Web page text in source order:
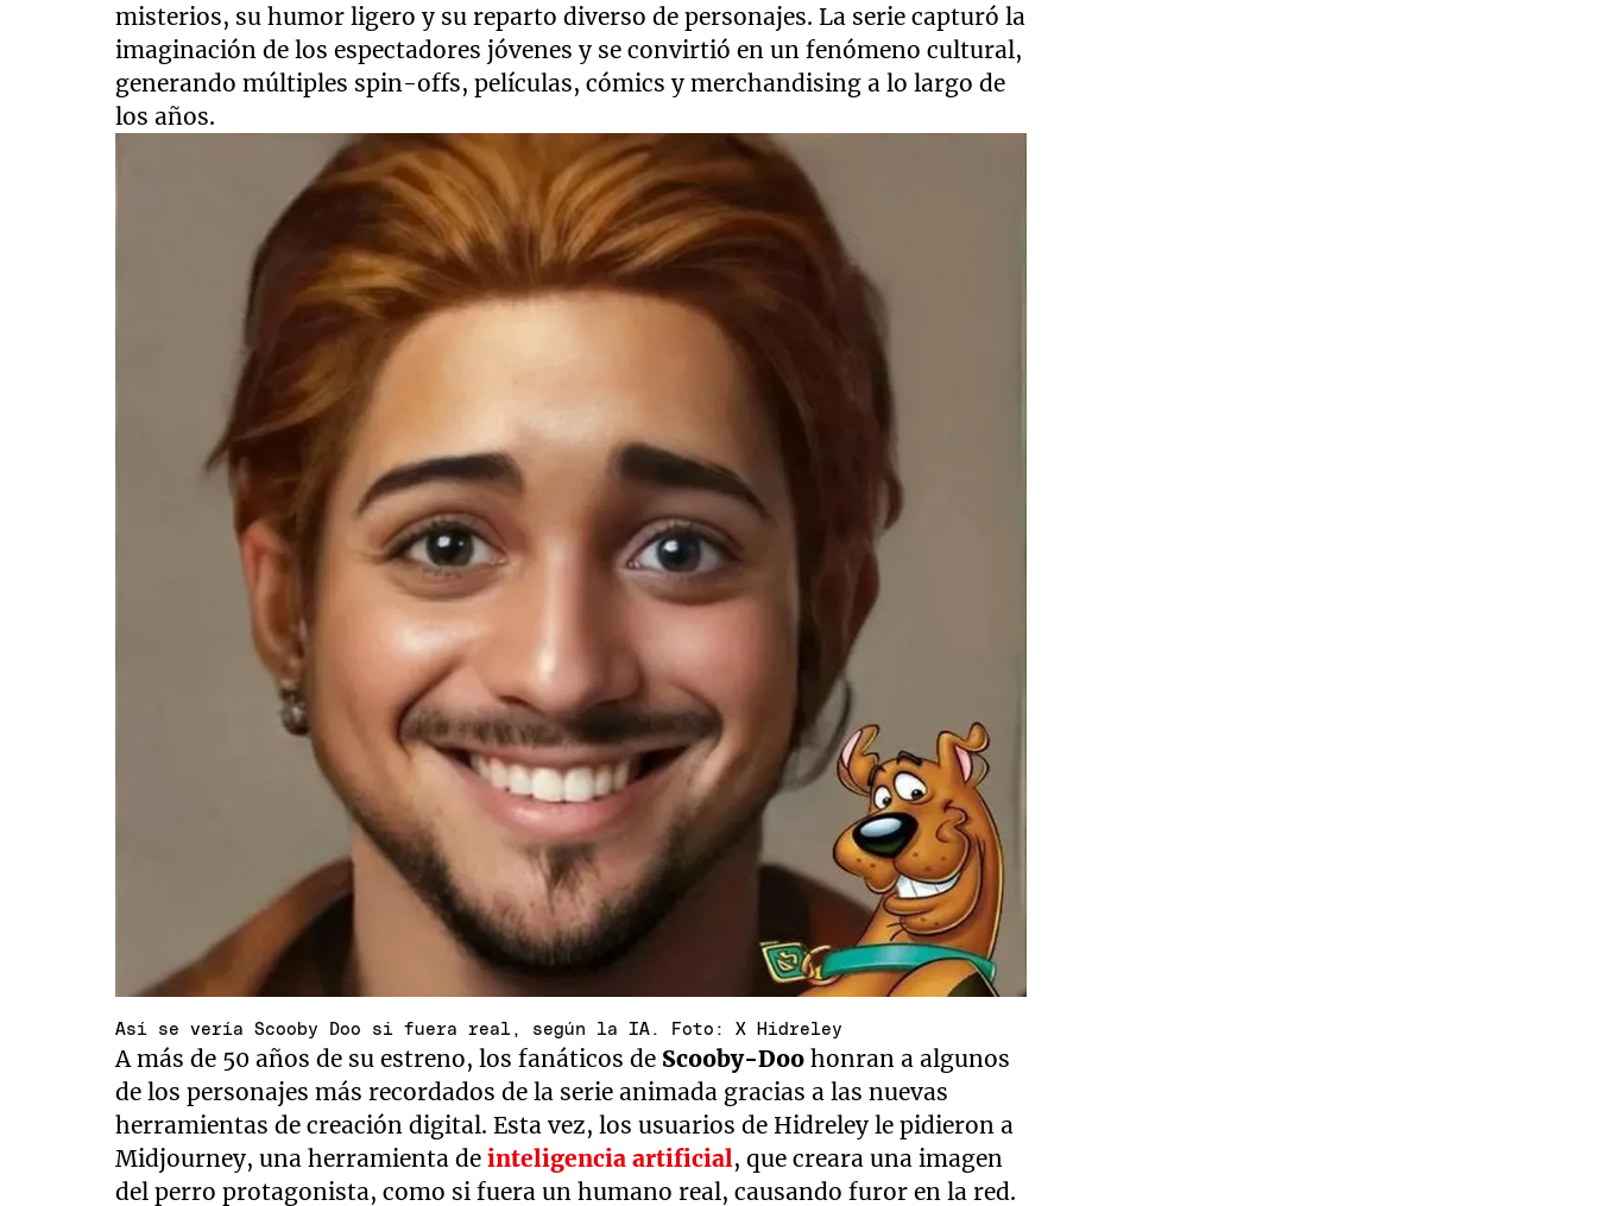
minute,
4
secondsVolume
misterios, su humor ligero y su reparto diverso de personajes. La serie capturó la
imaginación de los espectadores jóvenes y se convirtió en un fenómeno cultural,
generando múltiples spin-offs, películas, cómics y merchandising a lo largo de
los años.
Así se vería Scooby Doo si fuera real, según la IA. Foto: X Hidreley
A más de 50 años de su estreno, los fanáticos de Scooby-Doohonran a algunos
de los personajes más recordados de la serie animada gracias a las nuevas
herramientas de creación digital. Esta vez, los usuarios de Hidreley le pidieron a
Midjourney, una herramienta deinteligencia artificial, que creara una imagen
del perro protagonista, como si fuera un humano real, causando furor en la red.